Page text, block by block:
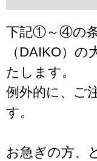
下記①～④の条
（DAIKO）
たします。
例外的に、ご
す。
お急ぎの方、